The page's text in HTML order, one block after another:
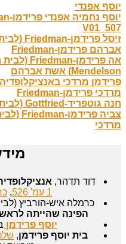
יוסף אפנדי
יוסף נחמיה אפנדי פרידמן-Friedman
V01_507
זיסל פרידמן-Friedman (לבית זילברמן-Silberman)
אברהם פרידמן-Friedman
Mendelson) אשת אברהם
פרידמן מרדכי באנציקלופדיה תדהר
מרדכי פרידמן-Friedman
חנה גוטפריד-Gottfried (לבית פרידמן-Friedman)
מרדכי
דוד תדהר,
1 עמ' 526
, כרך
כרמלה איש-הורביץ
הפינה שהייתה
יוסף פרידמן
בית יוסף פרידמן,